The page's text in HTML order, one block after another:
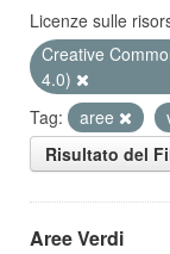
Licenze sulle
Creative
4.0)
Tag:
aree
Risultato del
Aree Verdi